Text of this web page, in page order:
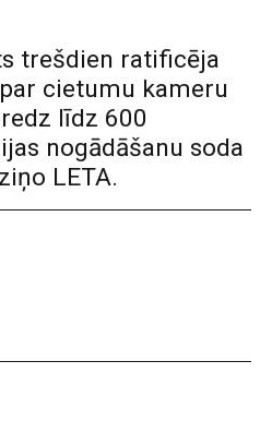
trešdien ratificēja
cietumu kameru
līdz 600
nogādāšanu soda
LETA.